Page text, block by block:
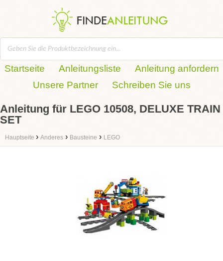
Startseite Anleitungsliste
Anleitung anfordern
Unsere Partner
Schreiben Sie uns
Anleitung für LEGO 10508, DELUXE TRAIN
SET
Hauptseite › Anderes › Bausteine › LEGO